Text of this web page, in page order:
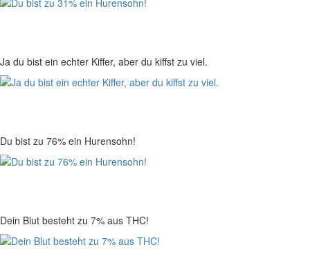
Ja du bist ein echter Kiffer, aber du kiffst zu viel.
Du bist zu 76% ein Hurensohn!
Dein Blut besteht zu 7% aus THC!